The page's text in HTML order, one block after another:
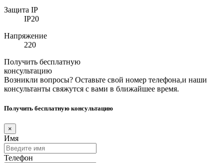
Защита IP
IP20
Напряжение
220
Получить бесплатную
консультацию
Возникли вопросы? Оставьте свой номер телефона,и наши
консультанты свяжутся с вами в ближайшее время.
Получить бесплатную консультацию
×
Имя
Телефон